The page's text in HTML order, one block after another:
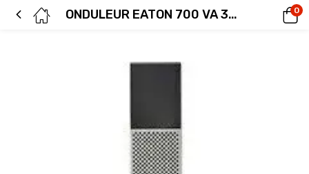
ONDULEUR EATON 700 VA 3S700FR 0